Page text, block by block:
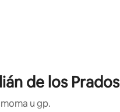
de los Prados
и др.